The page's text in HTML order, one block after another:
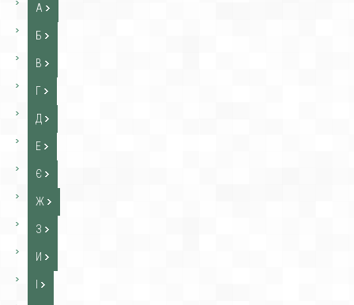
А
Б
В
Г
Д
Е
Є
Ж
З
И